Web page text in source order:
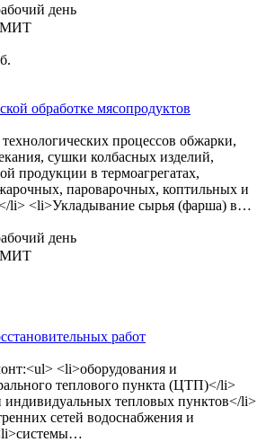
день
обработке мясопродуктов
процессов обжарки,
сушки колбасных изделий,
продукции в термоагрегатах,
пароварочных, коптильных и
li> <li>Укладывание сырья (фарша) в…
день
работ
<li>оборудования и
теплового пункта (ЦТП)</li>
индивидуальных тепловых пунктов</li>
сетей водоснабжения и